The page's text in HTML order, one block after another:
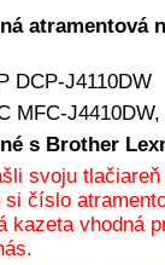
atramentová
DCP-J4110DW
MFC-
s Brother
svoju
si číslo
kazeta vhodná